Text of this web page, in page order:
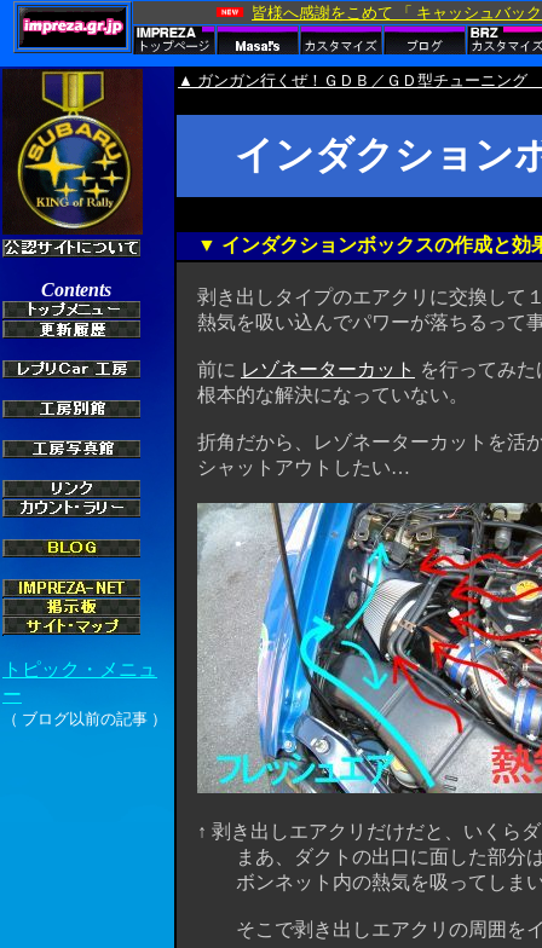
▲ ガンガン行くぜ！ＧＤＢ／ＧＤ型チューニング
インダクション
▼ インダクションボックスの作成と効
剥き出しタイプのエアクリに交換して
熱気を吸い込んでパワーが落ちるって
前に レゾネーターカット を行ってみ
根本的な解決になっていない。
折角だから、レゾネーターカットを活
シャットアウトしたい…
↑ 剥き出しエアクリだけだと、いくら
まあ、ダクトの出口に面した部分は
ボンネット内の熱気を吸ってしまい
そこで剥き出しエアクリの周囲をイ